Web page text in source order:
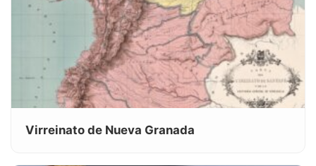
Virreinato de Nueva Granada